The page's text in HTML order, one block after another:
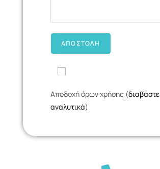
Αποδοχή όρων χρήσης (διαβάστε
αναλυτικά)